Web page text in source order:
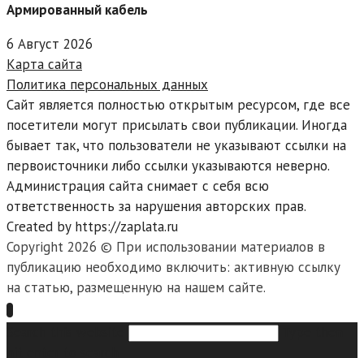
Армированный кабель
6 Август 2026
Карта сайта
Политика персональных данных
Сайт является полностью открытым ресурсом, где все
посетители могут присылать свои публикации. Иногда
бывает так, что пользователи не указывают ссылки на
первоисточники либо ссылки указываются неверно.
Администрация сайта снимает с себя всю
ответственность за нарушения авторских прав.
Created by https://zaplata.ru
Copyright 2026 © При использовании материалов в
публикацию необходимо включить: активную ссылку
на статью, размещенную на нашем сайте.